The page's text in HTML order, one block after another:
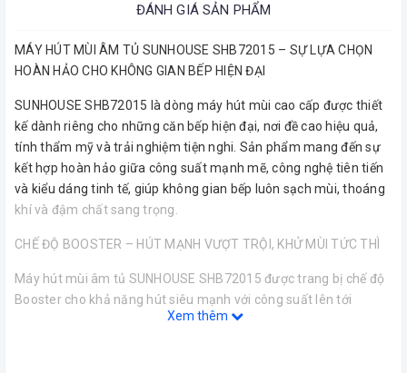
ĐÁNH GIÁ SẢN PHẨM
MÁY HÚT MÙI ÂM TỦ SUNHOUSE SHB72015 – SỰ LỰA CHỌN
HOÀN HẢO CHO KHÔNG GIAN BẾP HIỆN ĐẠI
SUNHOUSE SHB72015 là dòng máy hút mùi cao cấp được thiết
kế dành riêng cho những căn bếp hiện đại, nơi đề cao hiệu quả,
tính thẩm mỹ và trải nghiệm tiện nghi. Sản phẩm mang đến sự
kết hợp hoàn hảo giữa công suất mạnh mẽ, công nghệ tiên tiến
và kiểu dáng tinh tế, giúp không gian bếp luôn sạch mùi, thoáng
khí và đậm chất sang trọng.
CHẾ ĐỘ BOOSTER – HÚT MẠNH VƯỢT TRỘI, KHỬ MÙI TỨC THÌ
Máy hút mùi âm tủ SUNHOUSE SHB72015 được trang bị chế độ
Booster cho khả năng hút siêu mạnh với công suất lên tới
1600m³/h, giúp làm sạch không khí nhanh chóng chỉ trong vài
Xem thêm